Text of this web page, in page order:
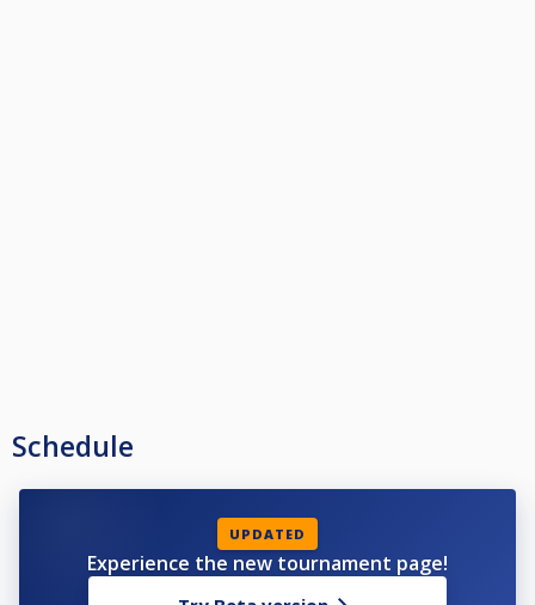
yhden päivän aikana osallistujamäärästä riipuen
kaavio arvotaan torstaina 2.7 klo 21
Tasoitukset (HCP) FargoRaten mukaan
Paras kolmesta setistä (Best of 3 sets)
Voittaja aloittaa
Schedule
UPDATED
Experience the new tournament page!